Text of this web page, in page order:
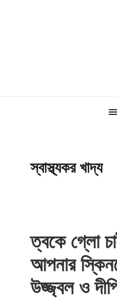
স্বাস্থ্যকর খাদ্য
ত্বকে গ্লো
আপনার
উজ্জ্বল ও